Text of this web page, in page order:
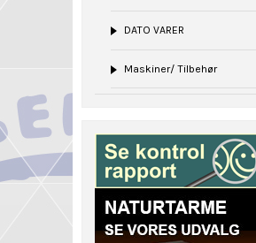
DATO VARER
Maskiner/ Tilbehør